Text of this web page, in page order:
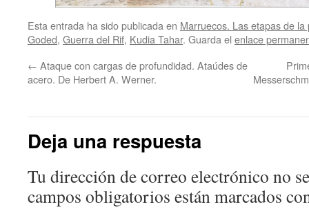
Esta entrada ha sido publicada en Marruecos. Las etapas de la
Goded, Guerra del Rif, Kudia Tahar. Guarda el enlace
← Ataque con cargas de profundidad. Ataúdes de
acero. De Herbert A. Werner.
Deja una respuesta
Tu dirección de correo electrónico no
campos obligatorios están marcados